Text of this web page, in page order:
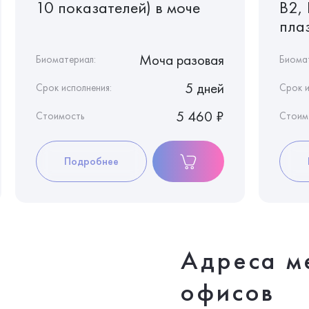
10 показателей) в моче
Биоматериал: Моча разовая
Срок исполнения: 5 дней
Стоимость 5 460 ₽
Подробнее
B2,
Срок
Адреса
офисов